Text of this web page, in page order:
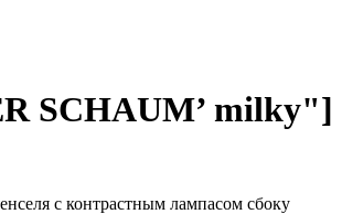
SCHAUM’ milky"]
с контрастным лампасом сбоку